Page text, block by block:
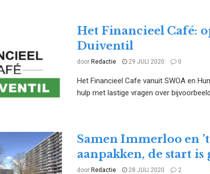
Het Financieel Café:
Duiventil
door Redactie 29 JULI 2020 0
Het Financieel Cafe vanuit SWOA en
hulp met lastige vragen over
Samen Immerloo en
aanpakken, de start is
door Redactie 28 JULI 2020 2